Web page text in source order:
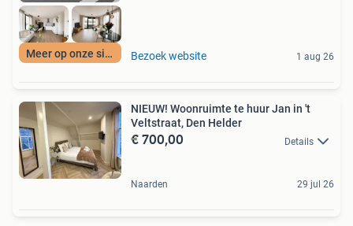
Meer op onze site Bezoek website 1 aug 26
NIEUW! Woonruimte te huur Jan in 't
Veltstraat, Den Helder
€ 700,00 Details
Naarden 29 jul 26